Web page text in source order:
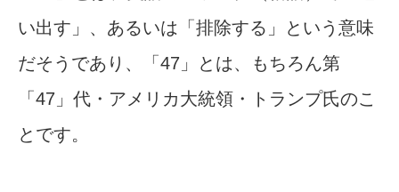
い出す」、あるいは「排除する」という意味
だそうであり、「47」とは、もちろん第
「47」代・アメリカ大統領・トランプ氏のこ
とです。